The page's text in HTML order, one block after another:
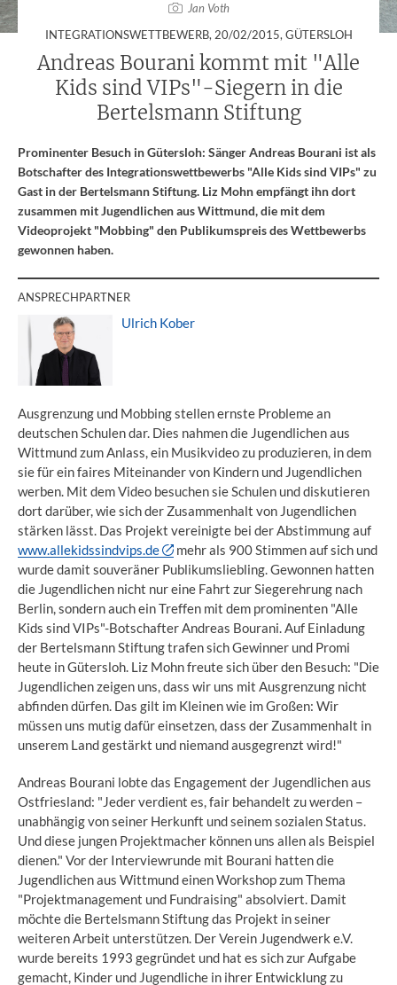
Jan Voth
INTEGRATIONSWETTBEWERB, 20/02/2015, GÜTERSLOH:
Andreas Bourani kommt mit "Alle
Kids sind VIPs"-Siegern in die
Bertelsmann Stiftung
Prominenter Besuch in Gütersloh: Sänger Andreas Bourani ist als
Botschafter des Integrationswettbewerbs "Alle Kids sind VIPs" zu
Gast in der Bertelsmann Stiftung. Liz Mohn empfängt ihn dort
zusammen mit Jugendlichen aus Wittmund, die mit dem
Videoprojekt "Mobbing" den Publikumspreis des Wettbewerbs
gewonnen haben.
ANSPRECHPARTNER
Ulrich Kober
Ausgrenzung und Mobbing stellen ernste Probleme an
deutschen Schulen dar. Dies nahmen die Jugendlichen aus
Wittmund zum Anlass, ein Musikvideo zu produzieren, in dem
sie für ein faires Miteinander von Kindern und Jugendlichen
werben. Mit dem Video besuchen sie Schulen und diskutieren
dort darüber, wie sich der Zusammenhalt von Jugendlichen
stärken lässt. Das Projekt vereinigte bei der Abstimmung auf
www.allekidssindvips.de
mehr als 900 Stimmen auf sich und
wurde damit souveräner Publikumsliebling. Gewonnen hatten
die Jugendlichen nicht nur eine Fahrt zur Siegerehrung nach
Berlin, sondern auch ein Treffen mit dem prominenten "Alle
Kids sind VIPs"-Botschafter Andreas Bourani. Auf Einladung
der Bertelsmann Stiftung trafen sich Gewinner und Promi
heute in Gütersloh. Liz Mohn freute sich über den Besuch: "Die
Jugendlichen zeigen uns, dass wir uns mit Ausgrenzung nicht
abfinden dürfen. Das gilt im Kleinen wie im Großen: Wir
müssen uns mutig dafür einsetzen, dass der Zusammenhalt in
unserem Land gestärkt und niemand ausgegrenzt wird!"
Andreas Bourani lobte das Engagement der Jugendlichen aus
Ostfriesland: "Jeder verdient es, fair behandelt zu werden –
unabhängig von seiner Herkunft und seinem sozialen Status.
Und diese jungen Projektmacher können uns allen als Beispiel
dienen." Vor der Interviewrunde mit Bourani hatten die
Jugendlichen aus Wittmund einen Workshop zum Thema
"Projektmanagement und Fundraising" absolviert. Damit
möchte die Bertelsmann Stiftung das Projekt in seiner
weiteren Arbeit unterstützen. Der Verein Jugendwerk e.V.
wurde bereits 1993 gegründet und hat es sich zur Aufgabe
gemacht, Kinder und Jugendliche in ihrer Entwicklung zu